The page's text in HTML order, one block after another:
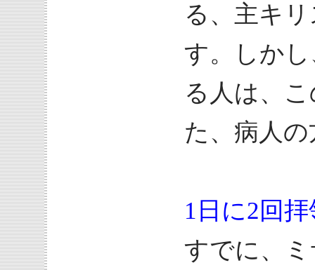
る、主キ
す。しか
る人は、
た、病人
1日に2回
すでに、